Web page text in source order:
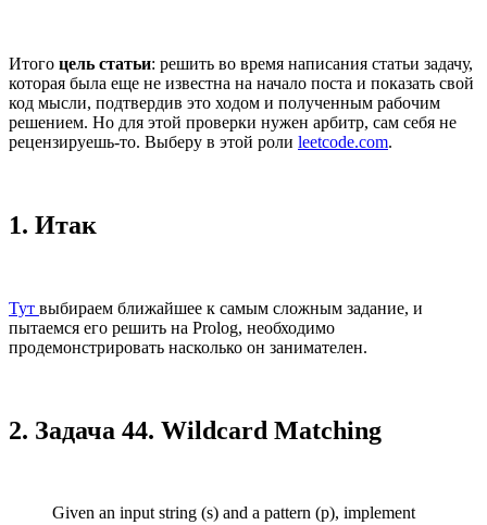
Итого цель статьи: решить во время написания статьи задачу,
которая была еще не известна на начало поста и показать свой
код мысли, подтвердив это ходом и полученным рабочим
решением. Но для этой проверки нужен арбитр, сам себя не
рецензируешь-то. Выберу в этой роли leetcode.com.
1. Итак
Тут выбираем ближайшее к самым сложным задание, и
пытаемся его решить на Prolog, необходимо
продемонстрировать насколько он занимателен.
2. Задача 44. Wildcard Matching
Given an input string (s) and a pattern (p), implement